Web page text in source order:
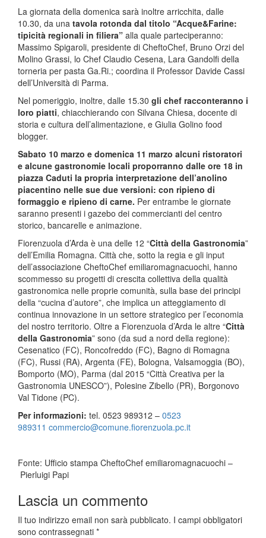
La giornata della domenica sarà inoltre arricchita, dalle
10.30, da una tavola rotonda dal titolo “Acque&Farine:
tipicità regionali in filiera” alla quale parteciperanno:
Massimo Spigaroli, presidente di CheftoChef, Bruno Orzi del
Molino Grassi, lo Chef Claudio Cesena, Lara Gandolfi della
torneria per pasta Ga.Ri.; coordina il Professor Davide Cassi
dell’Università di Parma.
Nel pomeriggio, inoltre, dalle 15.30 gli chef racconteranno i
loro piatti, chiacchierando con Silvana Chiesa, docente di
storia e cultura dell’alimentazione, e Giulia Golino food
blogger.
Sabato 10 marzo e domenica 11 marzo alcuni ristoratori
e alcune gastronomie locali proporranno dalle ore 18 in
piazza Caduti la propria interpretazione dell’anolino
piacentino nelle sue due versioni: con ripieno di
formaggio e ripieno di carne. Per entrambe le giornate
saranno presenti i gazebo dei commercianti del centro
storico, bancarelle e animazione.
Fiorenzuola d’Arda è una delle 12 “Città della Gastronomia”
dell’Emilia Romagna. Città che, sotto la regia e gli input
dell’associazione CheftoChef emiliaromagnacuochi, hanno
scommesso su progetti di crescita collettiva della qualità
gastronomica nelle proprie comunità, sulla base dei principi
della “cucina d’autore”, che implica un atteggiamento di
continua innovazione in un settore strategico per l’economia
del nostro territorio. Oltre a Fiorenzuola d’Arda le altre “Città
della Gastronomia” sono (da sud a nord della regione):
Cesenatico (FC), Roncofreddo (FC), Bagno di Romagna
(FC), Russi (RA), Argenta (FE), Bologna, Valsamoggia (BO),
Bomporto (MO), Parma (dal 2015 “Città Creativa per la
Gastronomia UNESCO”), Polesine Zibello (PR), Borgonovo
Val Tidone (PC).
Per informazioni: tel. 0523 989312 – 0523
989311 commercio@comune.fiorenzuola.pc.it
Fonte: Ufficio stampa CheftoChef emiliaromagnacuochi –
Pierluigi Papi
Lascia un commento
Il tuo indirizzo email non sarà pubblicato. I campi obbligatori
sono contrassegnati *